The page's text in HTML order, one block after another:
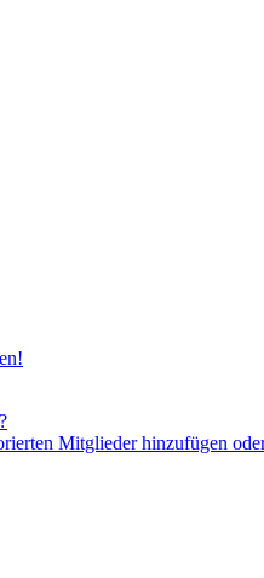
Mitglieder hinzufügen